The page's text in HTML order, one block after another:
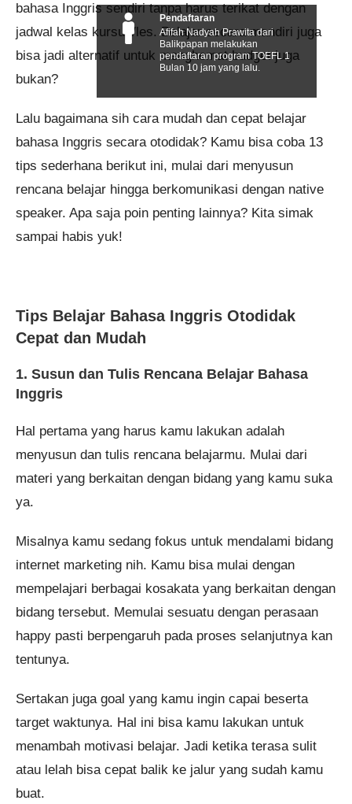
bahasa Inggris sendiri tanpa harus terikat dengan
jadwal kelas kursus/les. Belajar secara mandiri juga
bisa jadi alternatif untuk menghemat budget juga
bukan?
Lalu bagaimana sih cara mudah dan cepat belajar
bahasa Inggris secara otodidak? Kamu bisa coba 13
tips sederhana berikut ini, mulai dari menyusun
rencana belajar hingga berkomunikasi dengan native
speaker. Apa saja poin penting lainnya? Kita simak
sampai habis yuk!
Tips Belajar Bahasa Inggris Otodidak
Cepat dan Mudah
1. Susun dan Tulis Rencana Belajar Bahasa
Inggris
Hal pertama yang harus kamu lakukan adalah
menyusun dan tulis rencana belajarmu. Mulai dari
materi yang berkaitan dengan bidang yang kamu suka
ya.
Misalnya kamu sedang fokus untuk mendalami bidang
internet marketing nih. Kamu bisa mulai dengan
mempelajari berbagai kosakata yang berkaitan dengan
bidang tersebut. Memulai sesuatu dengan perasaan
happy pasti berpengaruh pada proses selanjutnya kan
tentunya.
Sertakan juga goal yang kamu ingin capai beserta
target waktunya. Hal ini bisa kamu lakukan untuk
menambah motivasi belajar. Jadi ketika terasa sulit
atau lelah bisa cepat balik ke jalur yang sudah kamu
buat.
Pendaftaran
Afifah Nadyah Prawita dari
Balikpapan melakukan
pendaftaran program TOEFL 1
Bulan 10 jam yang lalu.